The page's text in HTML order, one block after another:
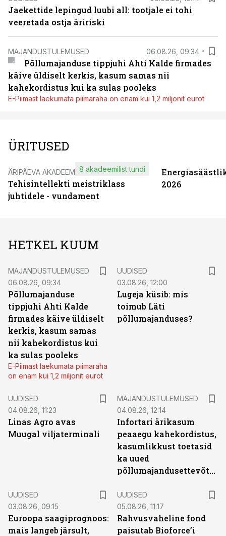
Jaekettide lepingud luubi all: tootjale ei tohi
veeretada ostja äririski
MAJANDUSTULEMUSED 06.08.26, 09:34
Põllumajanduse tippjuhi Ahti Kalde firmades
käive üldiselt kerkis, kasum samas nii
kahekordistus kui ka sulas pooleks
E-Piimast laekumata piimaraha on enam kui 1,2 miljonit eurot
ÜRITUSED
ÄRIPÄEVA AKADEEMIA
Tehisintellekti meistriklass
juhtidele - vundament
8 akadeemilist tundi
2026
HETKEL KUUM
MAJANDUSTULEMUSED
06.08.26, 09:34
Põllumajanduse
tippjuhi Ahti Kalde
firmades käive üldiselt
kerkis, kasum samas
nii kahekordistus kui
ka sulas pooleks
E-Piimast laekumata piimaraha
on enam kui 1,2 miljonit eurot
UUDISED
03.08.26, 12:00
Lugeja küsib: mis
toimub Läti
põllumajanduses?
UUDISED
04.08.26, 11:23
Linas Agro avas
Muugal viljaterminali
MAJANDUSTULEMUSED
04.08.26, 12:14
Infortari ärikasum
peaaegu kahekordistus,
kasumlikkust toetasid
ka uued
põllumajandusettevõtted
UUDISED
03.08.26, 09:15
Euroopa saagiprognoos:
mais langeb järsult,
UUDISED
05.08.26, 11:17
Rahvusvaheline fond
paisutab Bioforce’i